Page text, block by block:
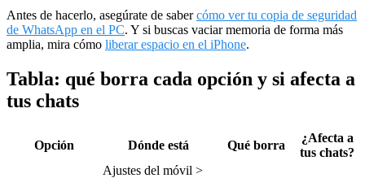
Antes de hacerlo, asegúrate de sabercómo ver tu copia de seguridad
de WhatsApp en el PC. Y si buscas vaciar memoria de forma más
amplia, mira cómo liberar espacio en el iPhone.
Tabla: qué borra cada opción y si afecta a
tus chats
Opción Dónde está Qué borra
¿Afecta a
tus chats?
Ajustes del móvil >